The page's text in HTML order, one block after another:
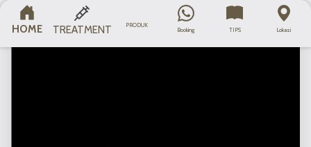
HOME TREATMENT PRODUK
Booking TIPS Lokasi